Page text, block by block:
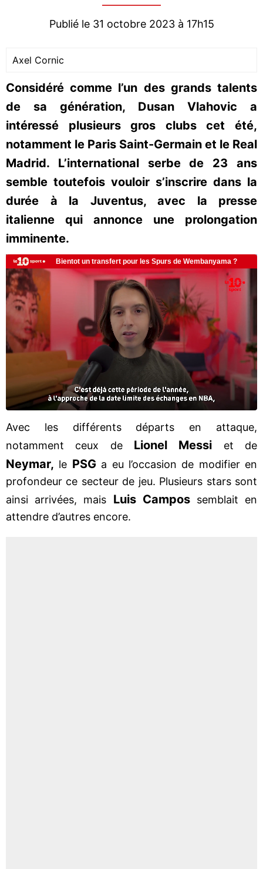
Publié le 31 octobre 2023 à 17h15
Axel Cornic
Considéré comme l’un des grands talents
de sa génération, Dusan Vlahovic a
intéressé plusieurs gros clubs cet été,
notamment le Paris Saint-Germain et le Real
Madrid. L’international serbe de 23 ans
semble toutefois vouloir s’inscrire dans la
durée à la Juventus, avec la presse
italienne qui annonce une prolongation
imminente.
Avec les différents départs en attaque,
notamment ceux de Lionel Messi et de
Neymar, le PSGa eu l’occasion de modifier en
profondeur ce secteur de jeu. Plusieurs stars sont
ainsi arrivées, mais Luis Campossemblait en
attendre d’autres encore.